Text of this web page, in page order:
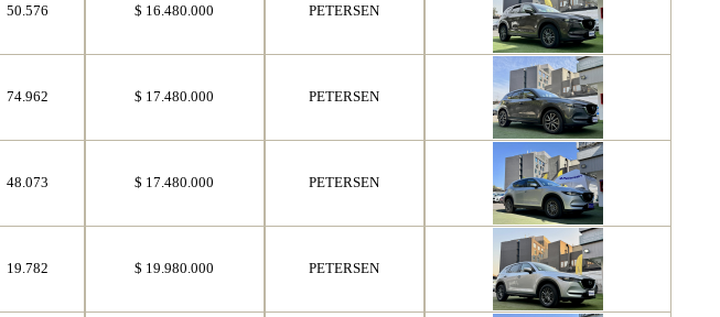
50.576 $ 16.480.000 PETERSEN
74.962 $ 17.480.000 PETERSEN
48.073 $ 17.480.000 PETERSEN
19.782 $ 19.980.000 PETERSEN